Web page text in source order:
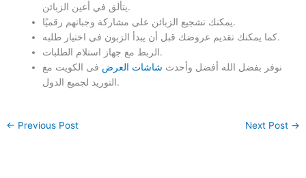
يتألق في أعين الزبائن.
يمكنك تشجيع الزبائن على مشاركة وجباتهم رقميًا.
كما يمكنك تقديم عروضك قبل أن يبدأ الزبون فى اختيار طلبه.
الربط مع جهاز استلام الطلبات.
نوفر بفضل الله أفضل وأحدث شاشات العرض فى الكويت مع
التوريد لجميع الدول.
← Previous Post Next Post →